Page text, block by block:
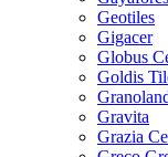
Geotiles
Gigacer
Globus
Goldis
Gravita
Grazia